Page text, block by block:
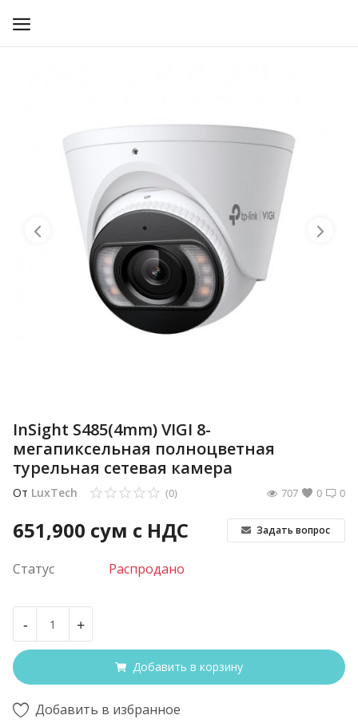
ДЛЯ БИЗНЕСА
ДЛЯ ОПЕРАТОРОВ СВЯЗИ
InSight S485(4mm) VIGI 8-
мегапиксельная полноцветная
турельная сетевая камера
От LuxTech 0
(0) 0
707
651,900 сум с НДС Задать вопрос
Статус Распродано
- +
Добавить в корзину
Добавить в избранное